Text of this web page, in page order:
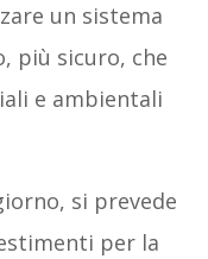
un sistema
più sicuro, che
e ambientali
si prevede
per la